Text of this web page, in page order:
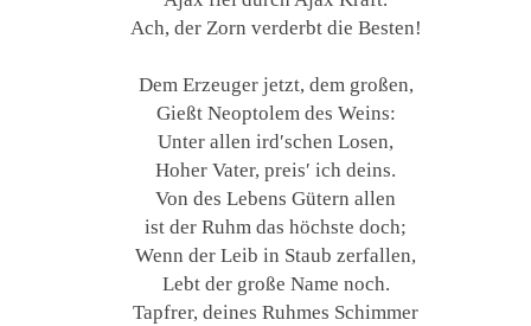
Ach, der Zorn verderbt die Besten!
Dem Erzeuger jetzt, dem großen,
Gießt Neoptolem des Weins:
Unter allen ird′schen Losen,
Hoher Vater, preis′ ich deins.
Von des Lebens Gütern allen
ist der Ruhm das höchste doch;
Wenn der Leib in Staub zerfallen,
Lebt der große Name noch.
Tapfrer, deines Ruhmes Schimmer